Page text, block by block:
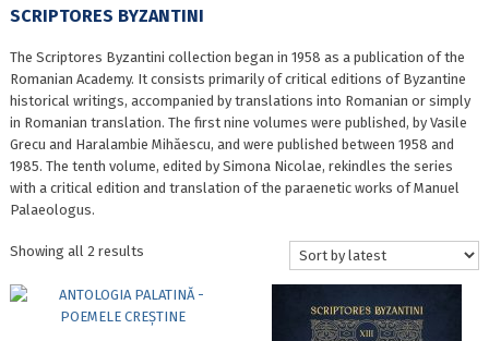
SCRIPTORES BYZANTINI
The Scriptores Byzantini collection began in 1958 as a publication of the
Romanian Academy. It consists primarily of critical editions of Byzantine
historical writings, accompanied by translations into Romanian or simply
in Romanian translation. The first nine volumes were published, by Vasile
Grecu and Haralambie Mihăescu, and were published between 1958 and
1985. The tenth volume, edited by Simona Nicolae, rekindles the series
with a critical edition and translation of the paraenetic works of Manuel
Palaeologus.
Showing all 2 resultsSorted
latest